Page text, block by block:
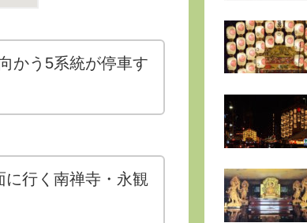
かう5系統が停車す
に行く南禅寺・永観